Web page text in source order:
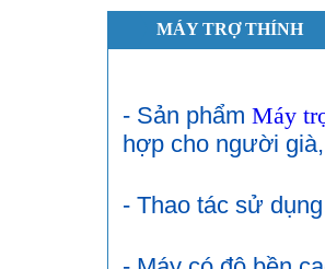
MÁY TRỢ THÍNH
- Sản phẩm Máy
hợp cho người
- Thao tác sử